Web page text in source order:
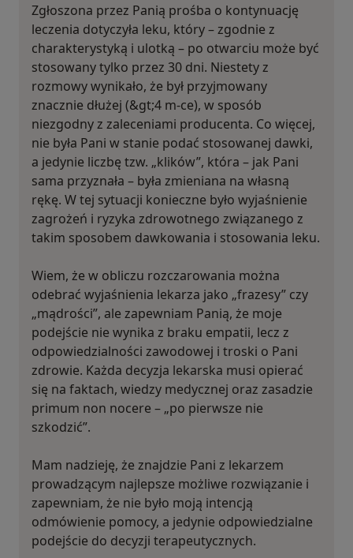
Zgłoszona przez Panią prośba o kontynuację
leczenia dotyczyła leku, który – zgodnie z
charakterystyką i ulotką – po otwarciu może być
stosowany tylko przez 30 dni. Niestety z
rozmowy wynikało, że był przyjmowany
znacznie dłużej (&gt;4 m-ce), w sposób
niezgodny z zaleceniami producenta. Co więcej,
nie była Pani w stanie podać stosowanej dawki,
a jedynie liczbę tzw. „klików”, która – jak Pani
sama przyznała – była zmieniana na własną
rękę. W tej sytuacji konieczne było wyjaśnienie
zagrożeń i ryzyka zdrowotnego związanego z
takim sposobem dawkowania i stosowania leku.
Wiem, że w obliczu rozczarowania można
odebrać wyjaśnienia lekarza jako „frazesy” czy
„mądrości”, ale zapewniam Panią, że moje
podejście nie wynika z braku empatii, lecz z
odpowiedzialności zawodowej i troski o Pani
zdrowie. Każda decyzja lekarska musi opierać
się na faktach, wiedzy medycznej oraz zasadzie
primum non nocere – „po pierwsze nie
szkodzić”.
Mam nadzieję, że znajdzie Pani z lekarzem
prowadzącym najlepsze możliwe rozwiązanie i
zapewniam, że nie było moją intencją
odmówienie pomocy, a jedynie odpowiedzialne
podejście do decyzji terapeutycznych.